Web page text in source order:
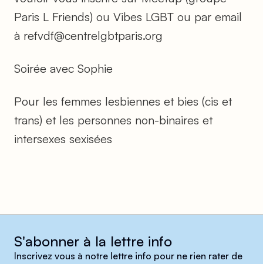
Paris L Friends) ou Vibes LGBT ou par email
à refvdf@centrelgbtparis.org
Soirée avec Sophie
Pour les femmes lesbiennes et bies (cis et
trans) et les personnes non-binaires et
intersexes sexisées
S'abonner à la lettre info
Inscrivez vous à notre lettre info pour ne rien rater de